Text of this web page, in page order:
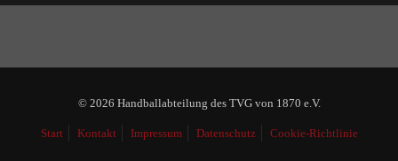
© 2026 Handballabteilung des TVG von 1870 e.V.
Start Kontakt Impressum Datenschutz Cookie-Richtlinie